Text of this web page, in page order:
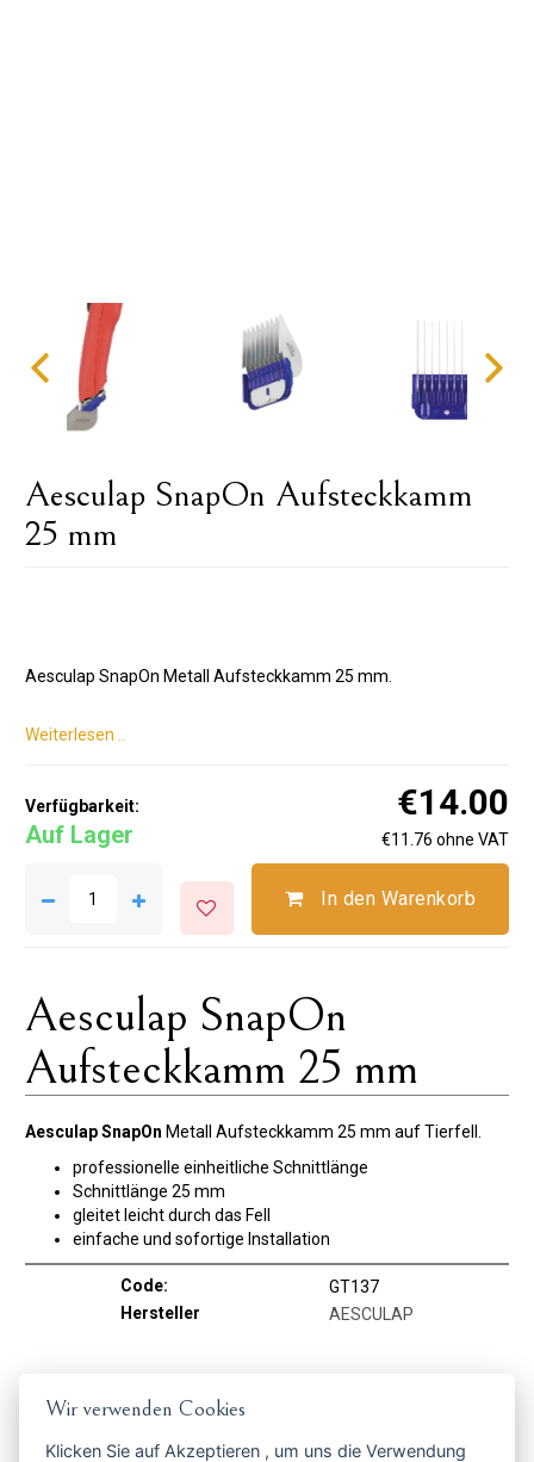
Aesculap SnapOn Aufsteckkamm
25 mm
Aesculap SnapOn Metall Aufsteckkamm 25 mm.
Weiterlesen ..
Verfügbarkeit:
Auf Lager
€14.00
€11.76 ohne VAT
In den Warenkorb
Aesculap SnapOn
Aufsteckkamm 25 mm
Aesculap SnapOn Metall Aufsteckkamm 25 mm auf Tierfell.
professionelle einheitliche Schnittlänge
Schnittlänge 25 mm
gleitet leicht durch das Fell
einfache und sofortige Installation
Code:
GT137
Hersteller
AESCULAP
Holen Sie sich die besten Angebote
rechtzeitig ...
Wir verwenden Cookies
Klicken Sie auf Akzeptieren , um uns die Verwendung